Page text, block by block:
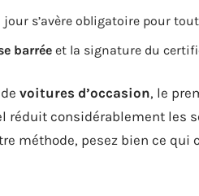
jour s’avère obligatoire pour
barrée et la signature du
voitures d’occasion, le
réduit considérablement les
méthode, pesez bien ce